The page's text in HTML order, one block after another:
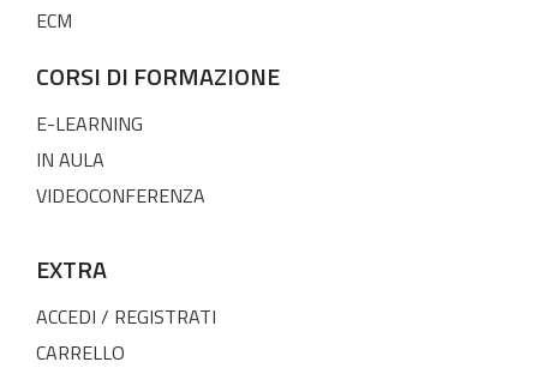
ECM
CORSI DI FORMAZIONE
E-LEARNING
IN AULA
VIDEOCONFERENZA
EXTRA
ACCEDI / REGISTRATI
CARRELLO